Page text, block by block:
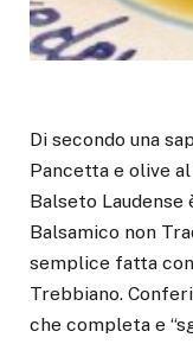
Di secondo una
Pancetta e olive
Balseto Laudense
Balsamico non
semplice fatta
Trebbiano.
che completa e